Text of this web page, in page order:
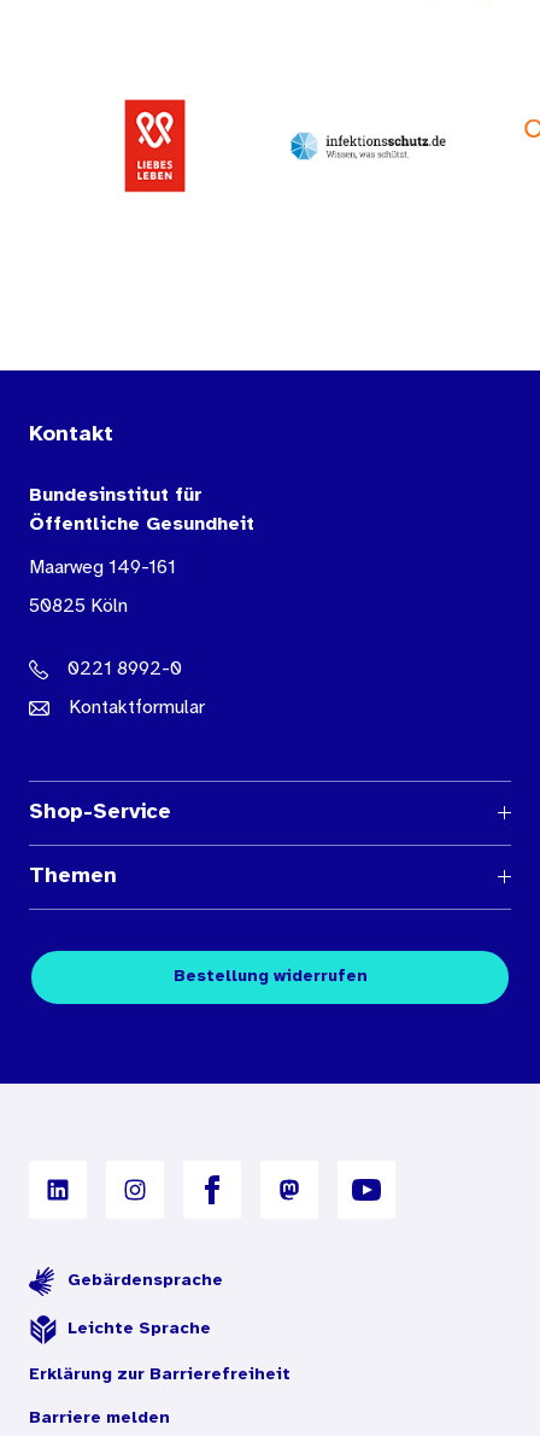
Kontakt
Bundesinstitut für
Öffentliche Gesundheit
Maarweg 149-161
50825 Köln
0221 8992-0
Kontaktformular
Shop-Service
Medienübersichten
Kontakt
Themen
Fachpublikationen
Digitales Archiv
Bestellung widerrufen
Gebärdensprache
Leichte Sprache
Erklärung zur Barrierefreiheit
Barriere melden